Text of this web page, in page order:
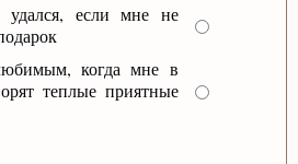
если мне не
когда мне в
теплые приятные